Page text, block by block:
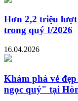
Hơn 2,2 triệu
trong quý I/2026
16.04.2026
Khám phá vẻ
ngọc quý" tại